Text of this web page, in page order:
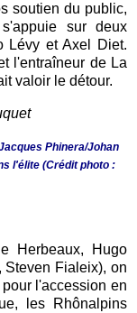
soutien du public,
sur deux
Lévy et Axel Diet.
l'entraîneur de La
valoir le détour.
Phinera/Johan
l'élite (Crédit photo :
Herbeaux, Hugo
Steven Fialeix), on
l'accession en
les Rhônalpins